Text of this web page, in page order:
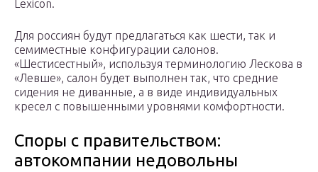
Lexicon.
Для россиян будут предлагаться как шести, так и
семиместные конфигурации салонов.
«Шестисестный», используя терминологию Лескова в
«Левше», салон будет выполнен так, что средние
сидения не диванные, а в виде индивидуальных
кресел с повышенными уровнями комфортности.
Споры с правительством:
автокомпании недовольны